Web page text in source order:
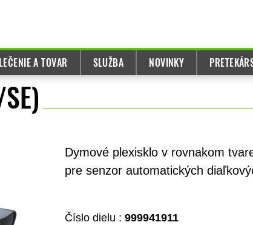
A TOVAR SLUŽBA NOVINKY
Dymové plexisklo v rovnakom
pre senzor automatických
Číslo dielu : 999941911